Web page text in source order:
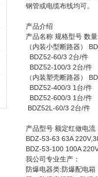
钢管或电缆布线均可。
产品介绍
产品名称 规格型号 数量
（内装小型断路器）
BDZ52-60/3 2台/件
BDZ52-100/3 2台/件
（内装塑壳断路器）
BDZ52-400/3 1台/件
BDZ52-600/3 1台/件
BDZ52L-60/3 2台/件
产品型号 额定红做电
BDZ-53-63 63A
BDZ-53-100 100A
我公司专业生产：
防爆电器类:防爆配电